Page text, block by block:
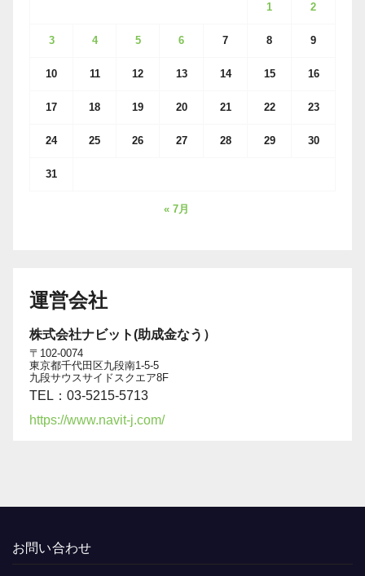
1 2
3 4 5 6 7 8 9
10 11 12 13 14 15 16
17 18 19 20 21 22 23
24 25 26 27 28 29 30
31
« 7月
運営会社
株式会社ナビット(助成金なう）
〒102-0074
東京都千代田区九段南1-5-5
九段サウスサイドスクエア8F
TEL：03-5215-5713
https://www.navit-j.com/
お問い合わせ